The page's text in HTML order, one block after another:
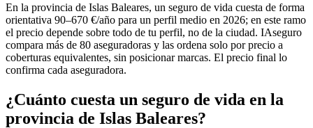
En la provincia de Islas Baleares, un seguro de vida cuesta de forma
orientativa 90–670 €/año para un perfil medio en 2026; en este ramo
el precio depende sobre todo de tu perfil, no de la ciudad. IAseguro
compara más de 80 aseguradoras y las ordena solo por precio a
coberturas equivalentes, sin posicionar marcas. El precio final lo
confirma cada aseguradora.
¿Cuánto cuesta un seguro de vida en la
provincia de Islas Baleares?